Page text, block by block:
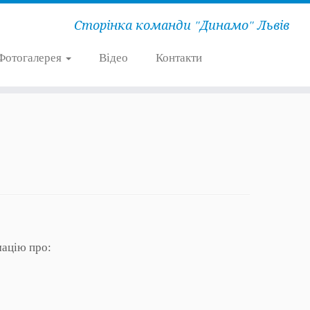
Сторінка команди "Динамо" Львів
Відео Контакти
про: